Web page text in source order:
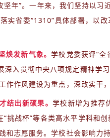
坚年”。一年来，我们坚持以习
实省委“1310”具体部署，以
焕发新气象。学校党委获评“
深入贯彻中央八项规定精神
作风建设为重点，深改实干
结出新硕果。 学校新增为推荐
挑战杯”等各类高水平学科和
志愿服务。学校社会影响力持